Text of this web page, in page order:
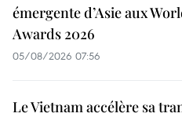
émergente d’Asie aux
Awards 2026
05/08/2026 07:56
Le Vietnam accélère sa